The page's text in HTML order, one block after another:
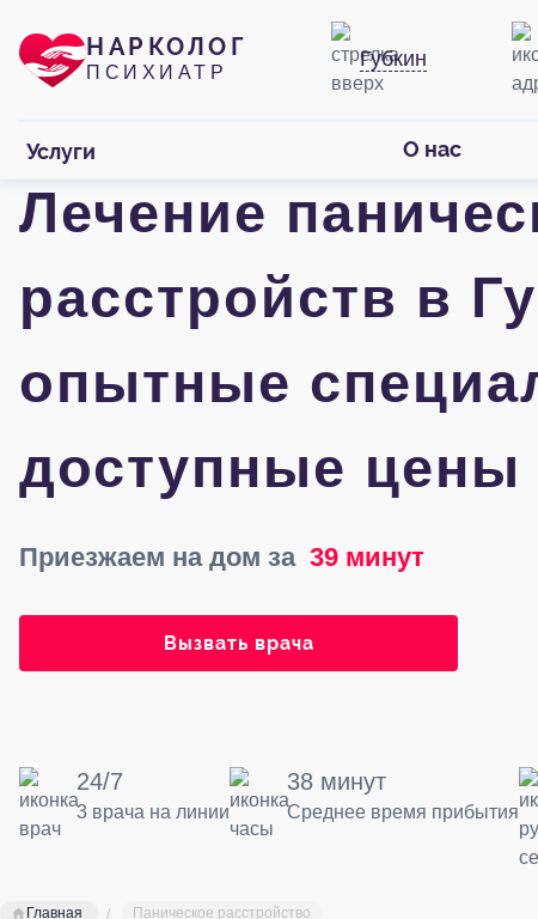
НАРКОЛОГ
ПСИХИАТР
Губкин
Услуги О нас
Лечение
расстройств в
опытные
доступные цены
Приезжаем на дом за39 минут
Вызвать врача
24/7
3 врача на линии
38 минут
Среднее время прибытия
Главная Паническое расстройство